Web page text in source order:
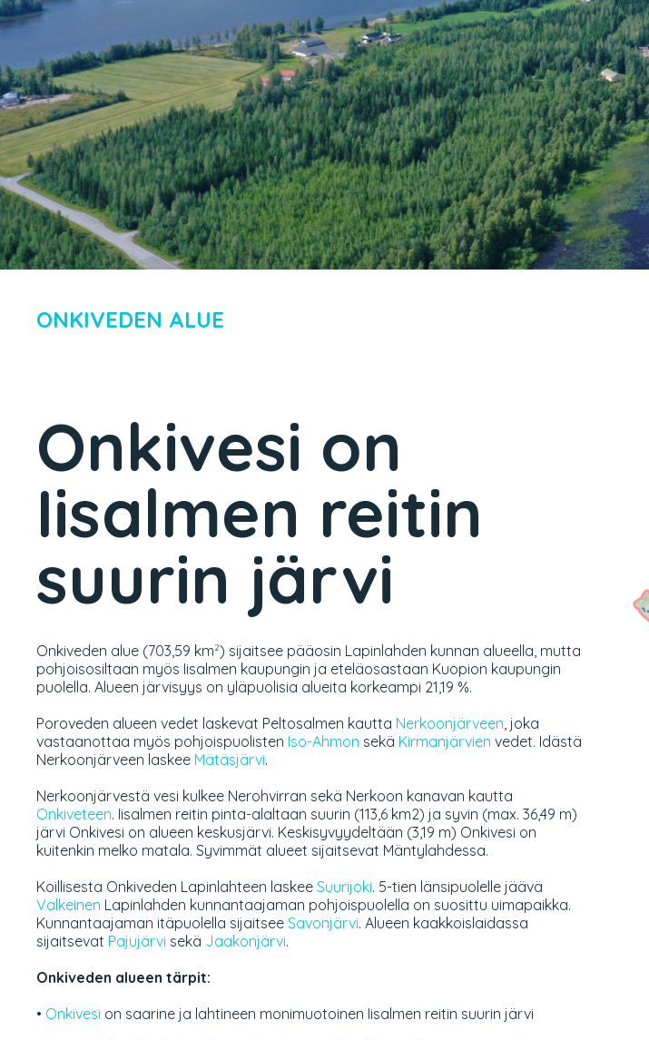
ONKIVEDEN ALUE
Onkivesi on
Iisalmen reitin
suurin järvi
Onkiveden alue (703,59 km2) sijaitsee pääosin Lapinlahden kunnan alueella, mutta
pohjoisosiltaan myös Iisalmen kaupungin ja eteläosastaan Kuopion kaupungin
puolella. Alueen järvisyys on yläpuolisia alueita korkeampi 21,19 %.
Poroveden alueen vedet laskevat Peltosalmen kautta Nerkoonjärveen, joka
vastaanottaa myös pohjoispuolisten Iso-Ahmon sekä Kirmanjärvien vedet. Idästä
Nerkoonjärveen laskee Mätäsjärvi.
Nerkoonjärvestä vesi kulkee Nerohvirran sekä Nerkoon kanavan kautta
Onkiveteen. Iisalmen reitin pinta-alaltaan suurin (113,6 km2) ja syvin (max. 36,49 m)
järvi Onkivesi on alueen keskusjärvi. Keskisyvyydeltään (3,19 m) Onkivesi on
kuitenkin melko matala. Syvimmät alueet sijaitsevat Mäntylahdessa.
Koillisesta Onkiveden Lapinlahteen laskee Suurijoki. 5-tien länsipuolelle jäävä
Valkeinen Lapinlahden kunnantaajaman pohjoispuolella on suosittu uimapaikka.
Kunnantaajaman itäpuolella sijaitsee Savonjärvi. Alueen kaakkoislaidassa
sijaitsevat Pajujärvi sekä Jaakonjärvi.
Onkiveden alueen tärpit:
• Onkivesi on saarine ja lahtineen monimuotoinen Iisalmen reitin suurin järvi